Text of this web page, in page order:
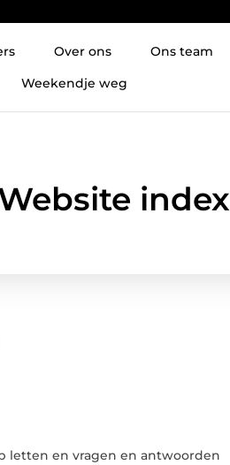
Over ons Ons team
Weekendje weg
index
letten en vragen en antwoorden